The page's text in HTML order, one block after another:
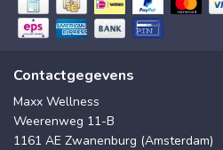
Contactgegevens
Maxx Wellness
Weerenweg 11-B
1161 AE Zwanenburg (Amsterdam)